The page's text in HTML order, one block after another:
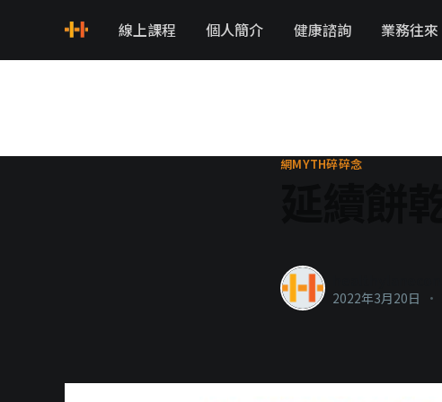
線上課程 個人簡介 健康諮詢 業務往來
網MYTH碎碎念
2022年3月20日 •